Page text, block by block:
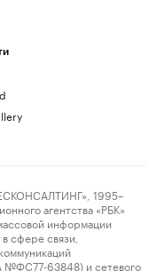
1995–
агентства «РБК»
информации
сфере связи,
№ФС77-63848) и сетевого